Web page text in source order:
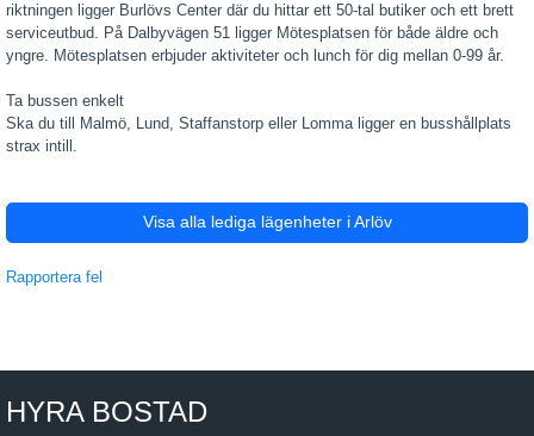
riktningen ligger Burlövs Center där du hittar ett 50-tal butiker och ett brett
serviceutbud. På Dalbyvägen 51 ligger Mötesplatsen för både äldre och
yngre. Mötesplatsen erbjuder aktiviteter och lunch för dig mellan 0-99 år.
Ta bussen enkelt
Ska du till Malmö, Lund, Staffanstorp eller Lomma ligger en busshållplats
strax intill.
Visa alla lediga lägenheter i Arlöv
Rapportera fel
HYRA BOSTAD